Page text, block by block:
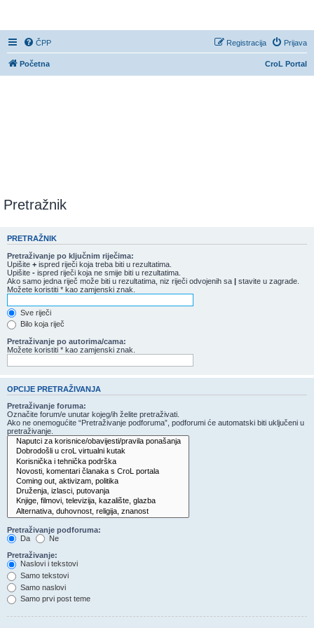
ČPP Prijava
Registracija
CroL Portal
Početna
Pretražnik
PRETRAŽNIK
Pretraživanje po ključnim riječima:
Upišite + ispred riječi koja treba biti u rezultatima.
Upišite - ispred riječi koja ne smije biti u rezultatima.
Ako samo jedna riječ može biti u rezultatima, niz riječi odvojenih sa | stavite u zagrade.
Možete koristiti * kao zamjenski znak.
Sve riječi
Bilo koja riječ
Pretraživanje po autorima/cama:
Možete koristiti * kao zamjenski znak.
OPCIJE PRETRAŽIVANJA
Pretraživanje foruma:
Označite forum/e unutar kojeg/ih želite pretraživati.
Ako ne onemogućite “Pretraživanje podforuma”, podforumi će automatski biti uključeni u
pretraživanje.
Pretraživanje podforuma:
Da
Ne
Pretraživanje:
Naslovi i tekstovi
Samo tekstovi
Samo naslovi
Samo prvi post teme